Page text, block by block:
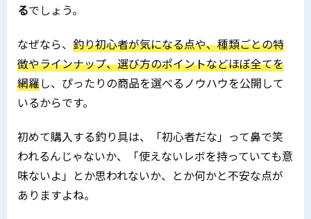
るでしょう。
なぜなら、 釣り初心者が気になる点や、種類ごとの特
徴やラインナップ、選び方のポイントなどほぼ全てを
網羅し、ぴったりの商品を選べるノウハウを公開して
いるからです。
初めて購入する釣り具は、「初心者だな」って鼻で笑
われるんじゃないか、「使えないレボを持っていても意
味ないよ」とか思われないか、とか何かと不安な点が
ありますよね。